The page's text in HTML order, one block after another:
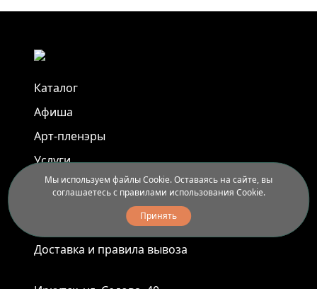
Каталог
Афиша
Арт-пленэры
Услуги
Доставка и правила вывоза
Мы используем файлы Cookie. Оставаясь на сайте, вы
соглашаетесь с правилами использования Cookie.
Принять